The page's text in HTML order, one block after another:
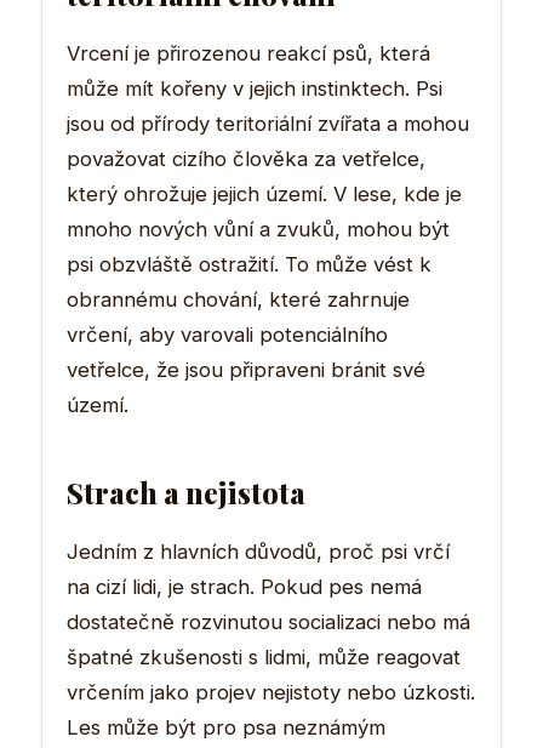
Vrcení je přirozenou reakcí psů, která
může mít kořeny v jejich instinktech. Psi
jsou od přírody teritoriální zvířata a mohou
považovat cizího člověka za vetřelce,
který ohrožuje jejich území. V lese, kde je
mnoho nových vůní a zvuků, mohou být
psi obzvláště ostražití. To může vést k
obrannému chování, které zahrnuje
vrčení, aby varovali potenciálního
vetřelce, že jsou připraveni bránit své
území.
Strach a nejistota
Jedním z hlavních důvodů, proč psi vrčí
na cizí lidi, je strach. Pokud pes nemá
dostatečně rozvinutou socializaci nebo má
špatné zkušenosti s lidmi, může reagovat
vrčením jako projev nejistoty nebo úzkosti.
Les může být pro psa neznámým